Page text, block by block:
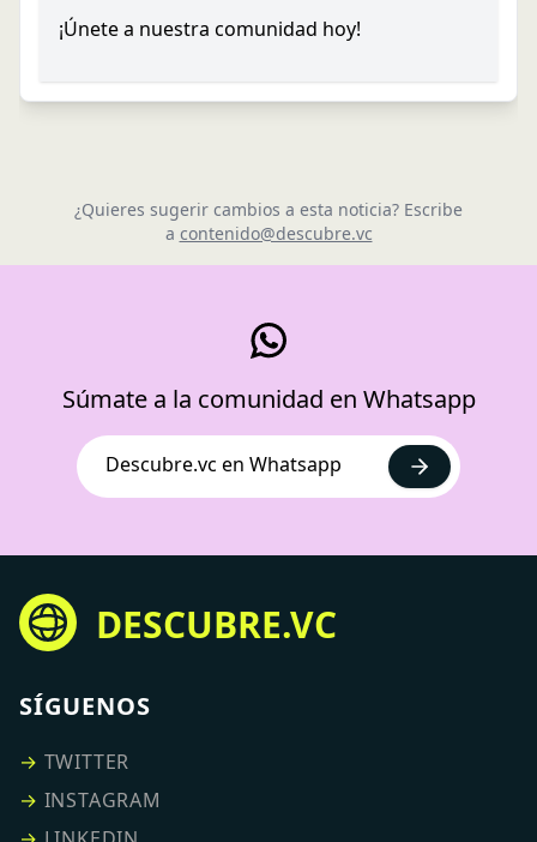
¡Únete a nuestra comunidad hoy!
¿Quieres sugerir cambios a esta noticia? Escribe
a contenido@descubre.vc
Súmate a la comunidad en Whatsapp
Descubre.vc en Whatsapp
DESCUBRE.VC
SÍGUENOS
→ TWITTER
→ INSTAGRAM